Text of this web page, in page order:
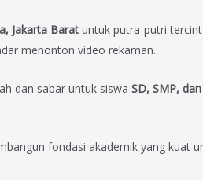
Jakarta Barat untuk putra-putri
menonton video rekaman.
dan sabar untuk siswa SD, SMP,
fondasi akademik yang kuat